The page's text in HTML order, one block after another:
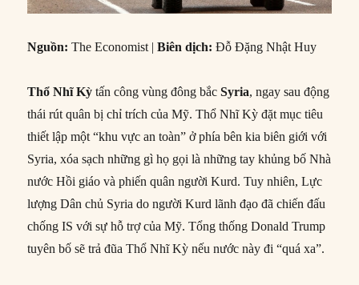
Nguồn: The Economist |Biên dịch: Đỗ Đặng Nhật Huy
Thổ Nhĩ Kỳ tấn công vùng đông bắcSyria, ngay sau động
thái rút quân bị chỉ trích của Mỹ. Thổ Nhĩ Kỳ đặt mục tiêu
thiết lập một “khu vực an toàn” ở phía bên kia biên giới với
Syria, xóa sạch những gì họ gọi là những tay khủng bố Nhà
nước Hồi giáo và phiến quân người Kurd. Tuy nhiên, Lực
lượng Dân chủ Syria do người Kurd lãnh đạo đã chiến đấu
chống IS với sự hỗ trợ của Mỹ. Tổng thống Donald Trump
tuyên bố sẽ trả đũa Thổ Nhĩ Kỳ nếu nước này đi “quá xa”.